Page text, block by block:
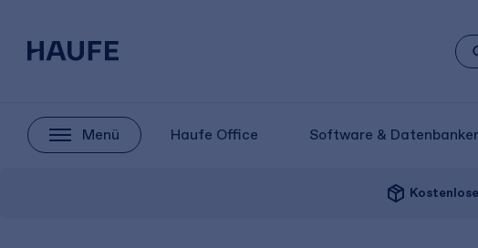
Menü Haufe Office Software &
package_2